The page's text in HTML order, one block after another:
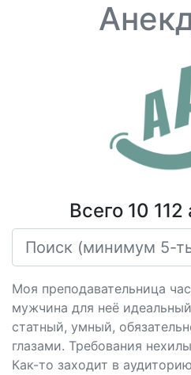
Всего 10
Моя преподавательница
мужчина для неё
статный, умный,
глазами. Требования
Как-то заходит в